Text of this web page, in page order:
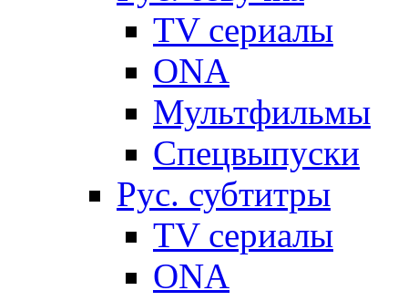
TV сериалы
ONA
Мультфильмы
Спецвыпуски
Рус. субтитры
TV сериалы
ONA